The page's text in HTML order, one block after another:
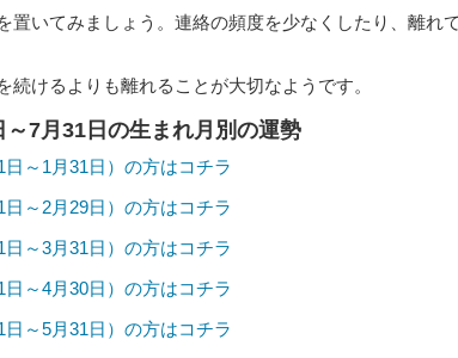
置いてみましょう。連絡の頻度を少なくしたり、離れ
続けるよりも離れることが大切なようです。
～7月31日の生まれ月別の運勢
～1月31日）の方はコチラ
～2月29日）の方はコチラ
～3月31日）の方はコチラ
～4月30日）の方はコチラ
～5月31日）の方はコチラ